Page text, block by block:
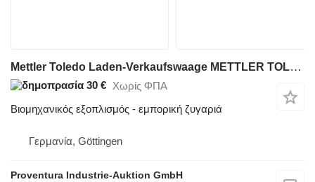
Mettler Toledo Laden-Verkaufswaage METTLER TOLEDO LP-15D-F2
30 € Χωρίς ΦΠΑ
Βιομηχανικός εξοπλισμός - εμπορική ζυγαριά
Γερμανία, Göttingen
Proventura Industrie-Auktion GmbH